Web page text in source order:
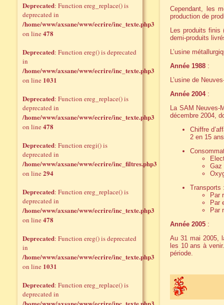
Cependant, les
production de
Les produits finis
demi-produits
L’usine
Année 1988 :
L’usine de
Année 2004:
La SAM Neuves-
décembre 2004,
Chiffre
2 en 15
Gaz
Transports
Par
Par
Par
Année 2005 :
Au 31 mai 2005,
les 10 ans à
période.
Deprecated: Function ereg_replace() is
deprecated in
/home/www/axsane/www/ecrire/inc_texte.php3
on line478
Deprecated: Function ereg() is deprecated
in
/home/www/axsane/www/ecrire/inc_texte.php3
on line 1031
Deprecated: Function ereg_replace() is
deprecated in
/home/www/axsane/www/ecrire/inc_texte.php3
on line478
Deprecated: Function eregi() is
deprecated in
/home/www/axsane/www/ecrire/inc_filtres.php3
on line294
Deprecated: Function ereg_replace() is
deprecated in
/home/www/axsane/www/ecrire/inc_texte.php3
on line478
Deprecated: Function ereg() is deprecated
in
/home/www/axsane/www/ecrire/inc_texte.php3
on line 1031
Deprecated: Function ereg_replace() is
deprecated in